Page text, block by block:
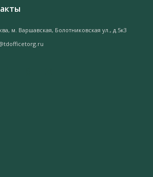
м. Варшавская, Болотниковская ул., д.5к3